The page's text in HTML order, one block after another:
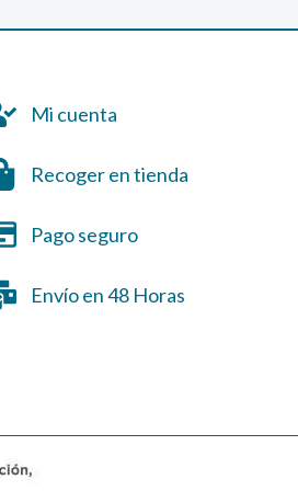
Mi cuenta
Recoger en tienda
Pago seguro
Envío en 48 Horas